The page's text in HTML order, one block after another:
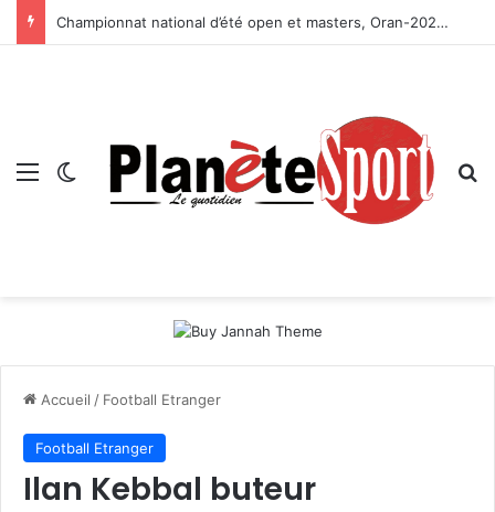
Championnat national d’été open et masters, Oran-2026 — Le CRB s’adjuge le titre
Menu Switch skin
Accueil / Football Etranger
Football Etranger
Ilan Kebbal buteur